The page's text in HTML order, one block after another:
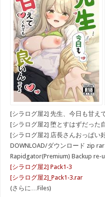
[シラログ屋2] 先生、今日も甘え
[シラログ屋2] 堕とすはずだった
[シラログ屋2] 店長さんおっぱい
DOWNLOAD/ダウンロード zip
Rapidgator(Premium) Backup re-
[シラログ屋2] Pack1-3
[シラログ屋2]_Pack1-3.rar
(さらに…Files)